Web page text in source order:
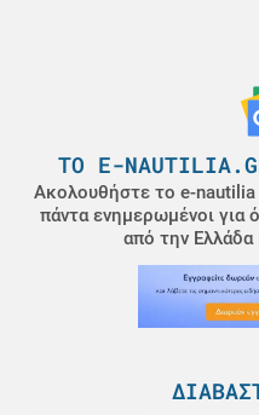
ΤΟ E-
Ακολουθήστε το e-nautilia
πάντα ενημερωμένοι για
από την